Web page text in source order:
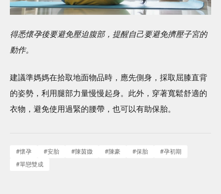
得悉懷孕後要避免壓迫腹部，提醒自己要避免擠壓子宮的
動作。
建議準媽媽在拾取地面物品時，應先側身，採取屈膝直背
的姿勢，利用腿部力量慢慢起身。此外，穿著寬鬆舒適的
衣物，避免使用過緊的腰帶，也可以有助保胎。
#懷孕 #安胎 #陳茵媺 #陳豪 #保胎 #孕初期
#單戀雙成